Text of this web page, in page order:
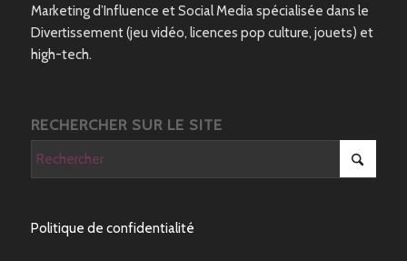
Marketing d’Influence et Social Media spécialisée dans le
Divertissement (jeu vidéo, licences pop culture, jouets) et
high-tech.
RECHERCHER SUR LE SITE
Politique de confidentialité